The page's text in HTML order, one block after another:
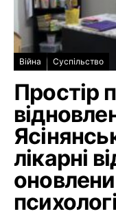
Війна Суспільство
Простір
лікарні